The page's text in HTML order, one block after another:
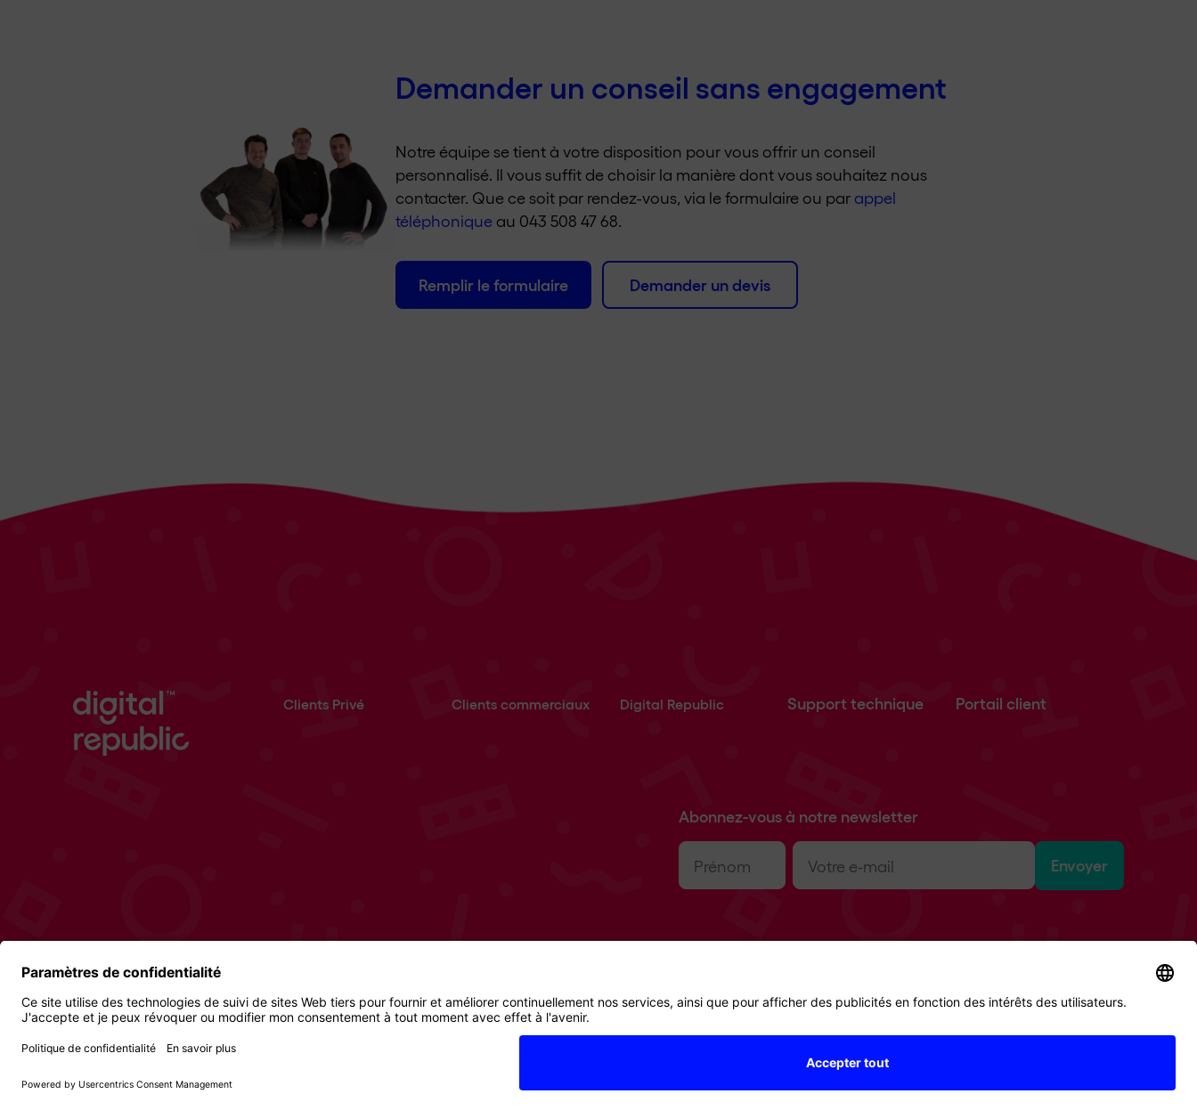
Demander un conseil sans engagement
Notre équipe se tient à votre disposition pour vous offrir un conseil
personnalisé. Il vous suffit de choisir la manière dont vous souhaitez nous
contacter. Que ce soit par rendez-vous, via le formulaire ou par appel
téléphonique au 043 508 47 68.
Remplir le formulaire Demander un devis
Clients Privé Clients commerciaux Digital Republic Support technique Portail client
Abonnez-vous à notre newsletter
Prénom (Nécessaire) E-
mail(Nécessaire) Envoyer
Droit de retour CGProtection des données